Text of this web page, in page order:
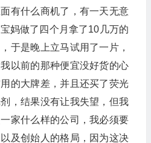
有什么商机了，有一天无意
妈做了四个月拿了10几万的
于是晚上立马试用了一片，
以前的那种便宜没好货的心
的大牌差，并且还买了荧光
，结果没有让我失望，但我
家什么样的公司，我必须要
及创始人的格局，因为这决